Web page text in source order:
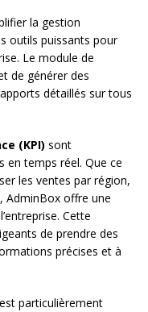
la gestion
outils puissants pour
Le module de
de générer des
détaillés sur tous
(KPI) sont
en temps réel. Que ce
les ventes par région,
AdminBox offre une
Cette
de prendre des
précises et à
particulièrement